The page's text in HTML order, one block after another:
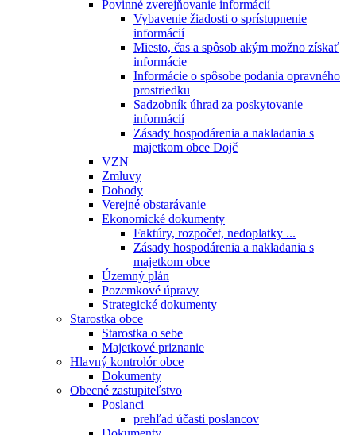
Povinné zverejňovanie informácií
Vybavenie žiadosti o sprístupnenie
informácií
Miesto, čas a spôsob akým možno získať
informácie
Informácie o spôsobe podania opravného
prostriedku
Sadzobník úhrad za poskytovanie
informácií
Zásady hospodárenia a nakladania s
majetkom obce Dojč
VZN
Zmluvy
Dohody
Verejné obstarávanie
Ekonomické dokumenty
Faktúry, rozpočet, nedoplatky ...
Zásady hospodárenia a nakladania s
majetkom obce
Územný plán
Pozemkové úpravy
Strategické dokumenty
Starostka obce
Starostka o sebe
Majetkové priznanie
Hlavný kontrolór obce
Dokumenty
Obecné zastupiteľstvo
Poslanci
prehľad účasti poslancov